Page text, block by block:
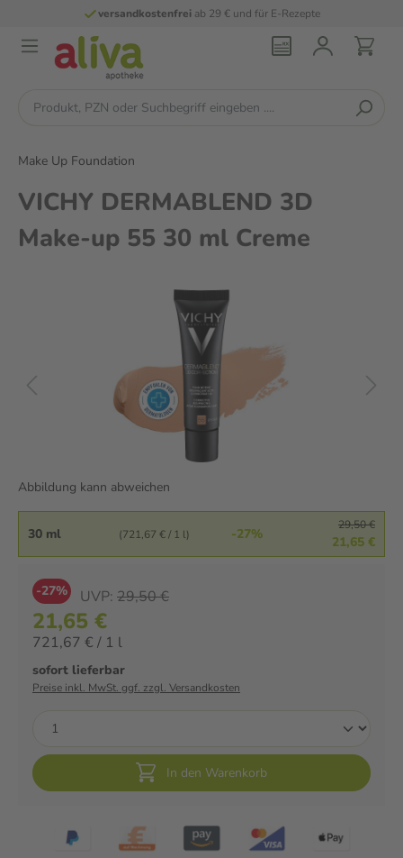
versandkostenfreiab 29 € und für E-Rezepte
Make Up Foundation
VICHY DERMABLEND 3D
Make-up 55 30 ml Creme
Abbildung kann abweichen
30 ml (721,67 € / 1 l) -27%
29,50 €
21,65 €
-27% UVP: 29,50 €
21,65 €
721,67 € / 1 l
sofort lieferbar
Preise inkl. MwSt. ggf. zzgl. Versandkosten
In den Warenkorb